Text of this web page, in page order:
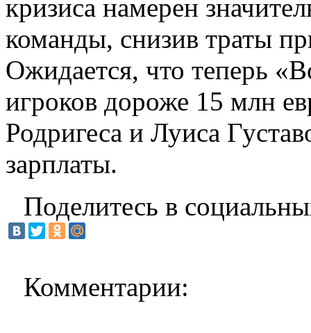
кризиса намерен
команды, снизив траты
Ожидается, что теперь
игроков дороже 15 млн
Родригеса и Луиса
зарплаты.
Поделитесь в
Комментарии: